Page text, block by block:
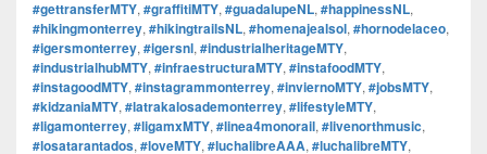
#gettransferMTY, #graffitiMTY, #guadalupeNL, #happinessNL,
#hikingmonterrey, #hikingtrailsNL, #homenajealsol, #hornodelaceo,
#igersmonterrey, #igersnl, #industrialheritageMTY,
#industrialhubMTY, #infraestructuraMTY, #instafoodMTY,
#instagoodMTY, #instagrammonterrey, #inviernoMTY, #jobsMTY,
#kidzaniaMTY, #latrakalosademonterrey, #lifestyleMTY,
#ligamonterrey, #ligamxMTY, #linea4monorail, #livenorthmusic,
#losatarantados, #loveMTY, #luchalibreAAA, #luchalibreMTY,